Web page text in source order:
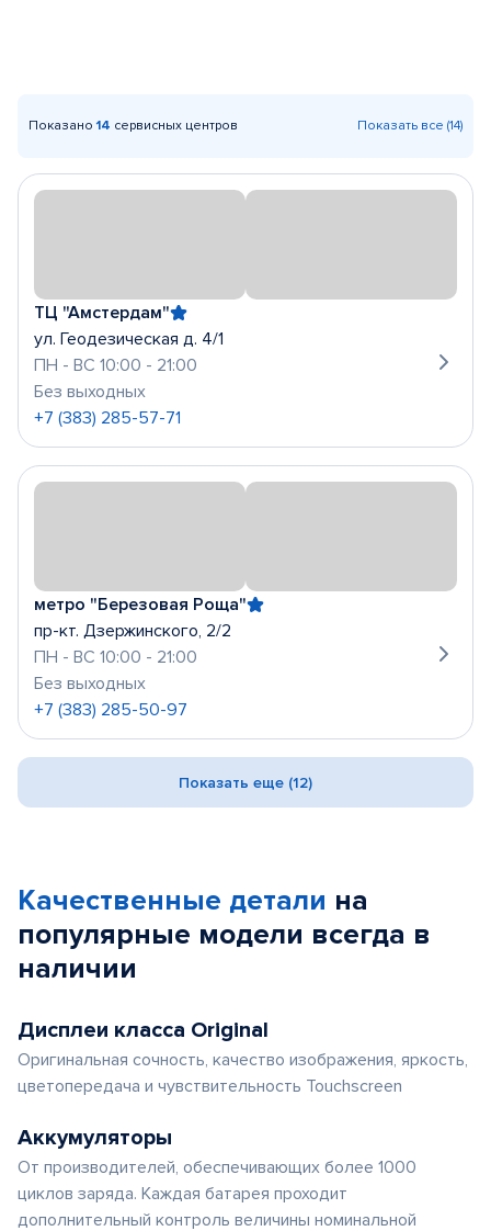
Показано 14 сервисных центров Показать все (14)
ТЦ "Амстердам"
ул. Геодезическая д. 4/1
ПН - ВС 10:00 - 21:00
Без выходных
+7 (383) 285-57-71
метро "Березовая Роща"
пр-кт. Дзержинского, 2/2
ПН - ВС 10:00 - 21:00
Без выходных
+7 (383) 285-50-97
Показать еще (12)
Качественные детали на
популярные модели всегда в
наличии
Дисплеи класса Original
Оригинальная сочность, качество изображения, яркость,
цветопередача и чувствительность Touchscreen
Аккумуляторы
От производителей, обеспечивающих более 1000
циклов заряда. Каждая батарея проходит
дополнительный контроль величины номинальной